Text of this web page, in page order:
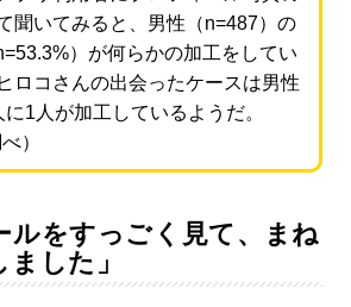
聞いてみると、男性（n=487）の
）が何らかの加工をしてい
ロコさんの出会ったケースは男性
1人が加工しているようだ。
）
ルをすっごく見て、まね
した」